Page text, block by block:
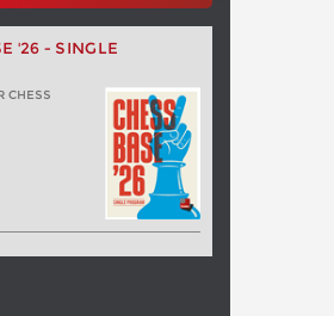
'26 - SINGLE
CHESS